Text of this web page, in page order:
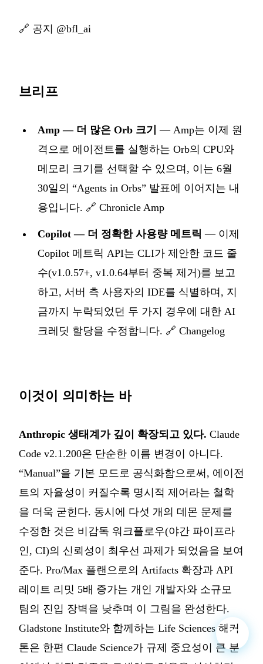
🔗 공지 @bfl_ai
브리프
Amp — 더 많은 Orb 크기 — Amp는 이제 원
격으로 에이전트를 실행하는 Orb의 CPU와
메모리 크기를 선택할 수 있으며, 이는 6월
30일의 “Agents in Orbs” 발표에 이어지는 내
용입니다. 🔗 Chronicle Amp
Copilot — 더 정확한 사용량 메트릭 — 이제
Copilot 메트릭 API는 CLI가 제안한 코드 줄
수(v1.0.57+, v1.0.64부터 중복 제거)를 보고
하고, 서버 측 사용자의 IDE를 식별하며, 지
금까지 누락되었던 두 가지 경우에 대한 AI
크레딧 할당을 수정합니다. 🔗 Changelog
이것이 의미하는 바
Anthropic 생태계가 깊이 확장되고 있다. Claude
Code v2.1.200은 단순한 이름 변경이 아니다.
“Manual”을 기본 모드로 공식화함으로써, 에이전
트의 자율성이 커질수록 명시적 제어라는 철학
을 더욱 굳힌다. 동시에 다섯 개의 데몬 문제를
수정한 것은 비감독 워크플로우(야간 파이프라
인, CI)의 신뢰성이 최우선 과제가 되었음을 보여
준다. Pro/Max 플랜으로의 Artifacts 확장과 API
레이트 리밋 5배 증가는 개인 개발자와 소규모
팀의 진입 장벽을 낮추며 이 그림을 완성한다.
Gladstone Institute와 함께하는 Life Sciences 해커
톤은 한편 Claude Science가 규제 중요성이 큰 분